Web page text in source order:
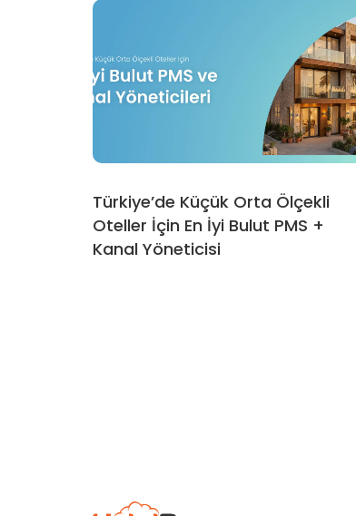
Türkiye’de Küçük Orta Ölçekli
Oteller İçin En İyi Bulut PMS +
Kanal Yöneticisi